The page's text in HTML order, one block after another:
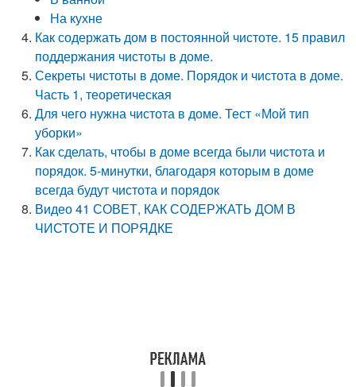
На кухне
Как содержать дом в постоянной чистоте. 15 правил
поддержания чистоты в доме.
Секреты чистоты в доме. Порядок и чистота в доме.
Часть 1, теоретическая
Для чего нужна чистота в доме. Тест «Мой тип
уборки»
Как сделать, чтобы в доме всегда были чистота и
порядок. 5-минутки, благодаря которым в доме
всегда будут чистота и порядок
Видео 41 СОВЕТ, КАК СОДЕРЖАТЬ ДОМ В
ЧИСТОТЕ И ПОРЯДКЕ